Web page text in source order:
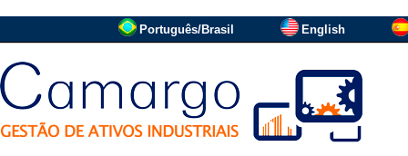
Português/Brasil English